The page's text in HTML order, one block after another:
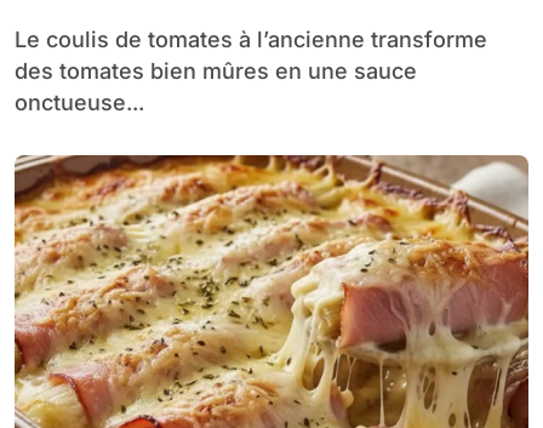
Le coulis de tomates à l’ancienne transforme
des tomates bien mûres en une sauce
onctueuse...